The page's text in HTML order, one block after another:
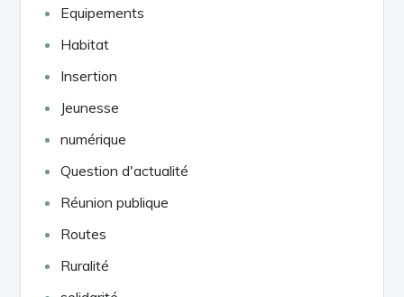
Equipements
Habitat
Insertion
Jeunesse
numérique
Question d'actualité
Réunion publique
Routes
Ruralité